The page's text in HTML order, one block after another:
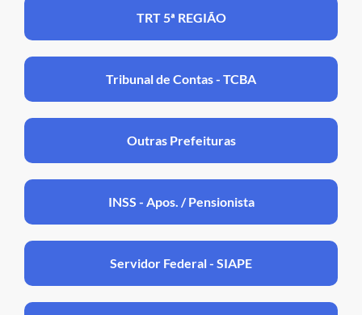
TRT 5ª REGIÃO
Tribunal de Contas - TCBA
Outras Prefeituras
INSS - Apos. / Pensionista
Servidor Federal - SIAPE